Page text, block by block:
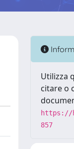
Utilizza
citare o
https://
857